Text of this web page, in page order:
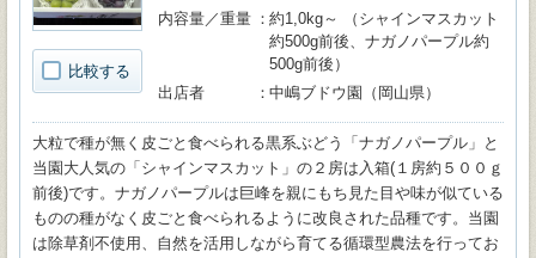
比較する
内容量／重量
約1,0kg～ （シャインマスカット
約500g前後、ナガノパープル約
500g前後）
出店者
中嶋ブドウ園（岡山県）
大粒で種が無く皮ごと食べられる黒系ぶどう「ナガノパープル」と
当園大人気の「シャインマスカット」の２房は入箱(１房約５００ｇ
前後)です。ナガノパープルは巨峰を親にもち見た目や味が似ている
ものの種がなく皮ごと食べられるように改良された品種です。当園
は除草剤不使用、自然を活用しながら育てる循環型農法を行ってお